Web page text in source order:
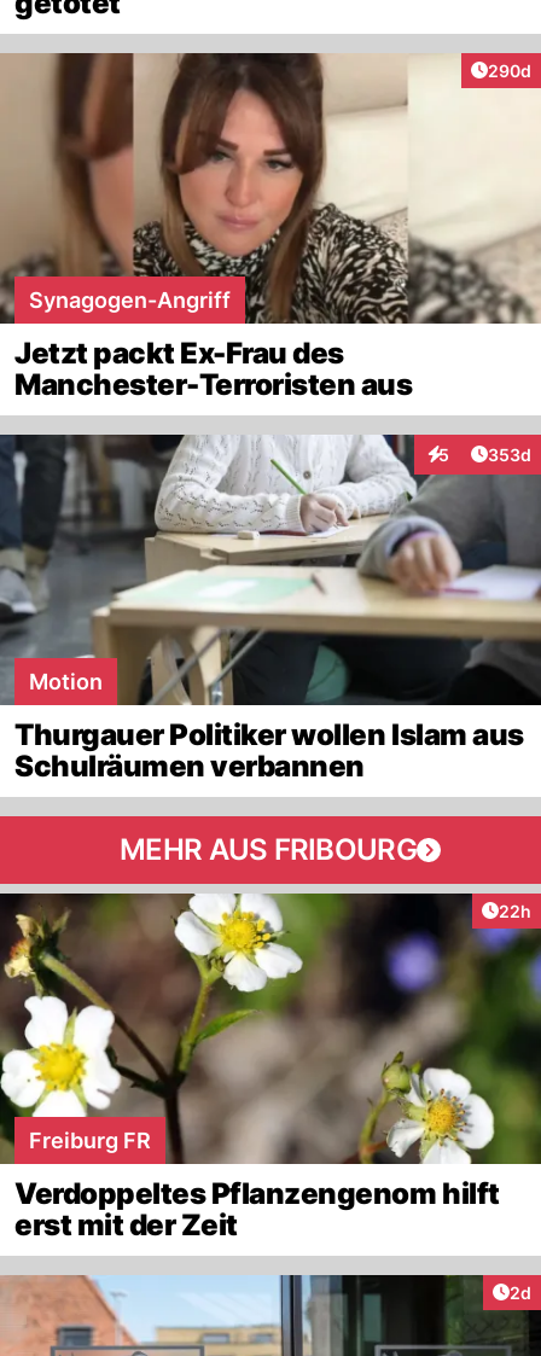
290d
Synagogen-Angriff
Jetzt packt Ex-Frau des
Manchester-Terroristen aus
5
Interaktionen
353d
Motion
Thurgauer Politiker wollen Islam aus
Schulräumen verbannen
MEHR AUS FRIBOURG
22h
Freiburg FR
Verdoppeltes Pflanzengenom hilft
erst mit der Zeit
2d